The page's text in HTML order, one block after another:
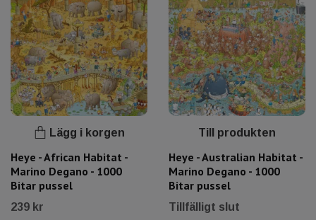
Lägg i korgen
Heye - African Habitat -
Marino Degano - 1000
Bitar pussel
239 kr
Till produkten
Heye - Australian Habitat -
Marino Degano - 1000
Bitar pussel
Tillfälligt slut